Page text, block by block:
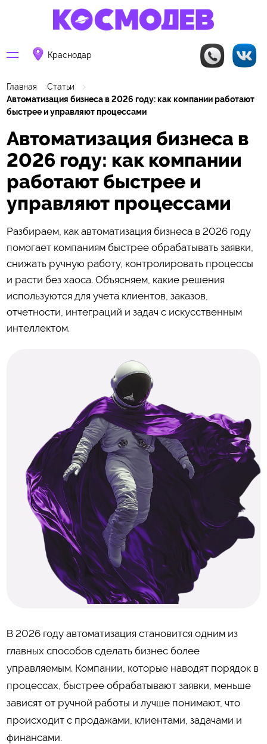
Краснодар
Главная
Статьи
Автоматизация бизнеса в 2026 году: как компании работают
быстрее и управляют процессами
Автоматизация бизнеса в
2026 году: как компании
работают быстрее и
управляют процессами
Разбираем, как автоматизация бизнеса в 2026 году
помогает компаниям быстрее обрабатывать заявки,
снижать ручную работу, контролировать процессы
и расти без хаоса. Объясняем, какие решения
используются для учета клиентов, заказов,
отчетности, интеграций и задач с искусственным
интеллектом.
В 2026 году автоматизация становится одним из
главных способов сделать бизнес более
управляемым. Компании, которые наводят порядок в
процессах, быстрее обрабатывают заявки, меньше
зависят от ручной работы и лучше понимают, что
происходит с продажами, клиентами, задачами и
финансами.